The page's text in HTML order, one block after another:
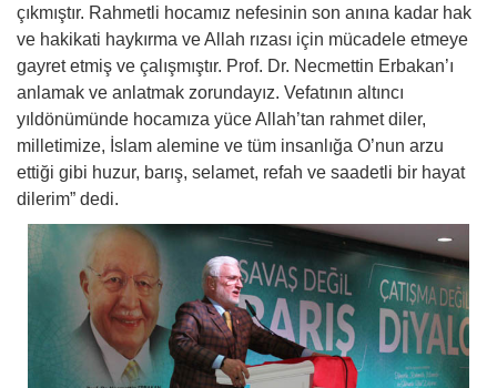
çıkmıştır. Rahmetli hocamız nefesinin son anına kadar hak
ve hakikati haykırma ve Allah rızası için mücadele etmeye
gayret etmiş ve çalışmıştır. Prof. Dr. Necmettin Erbakan’ı
anlamak ve anlatmak zorundayız. Vefatının altıncı
yıldönümünde hocamıza yüce Allah’tan rahmet diler,
milletimize, İslam alemine ve tüm insanlığa O’nun arzu
ettiği gibi huzur, barış, selamet, refah ve saadetli bir hayat
dilerim” dedi.